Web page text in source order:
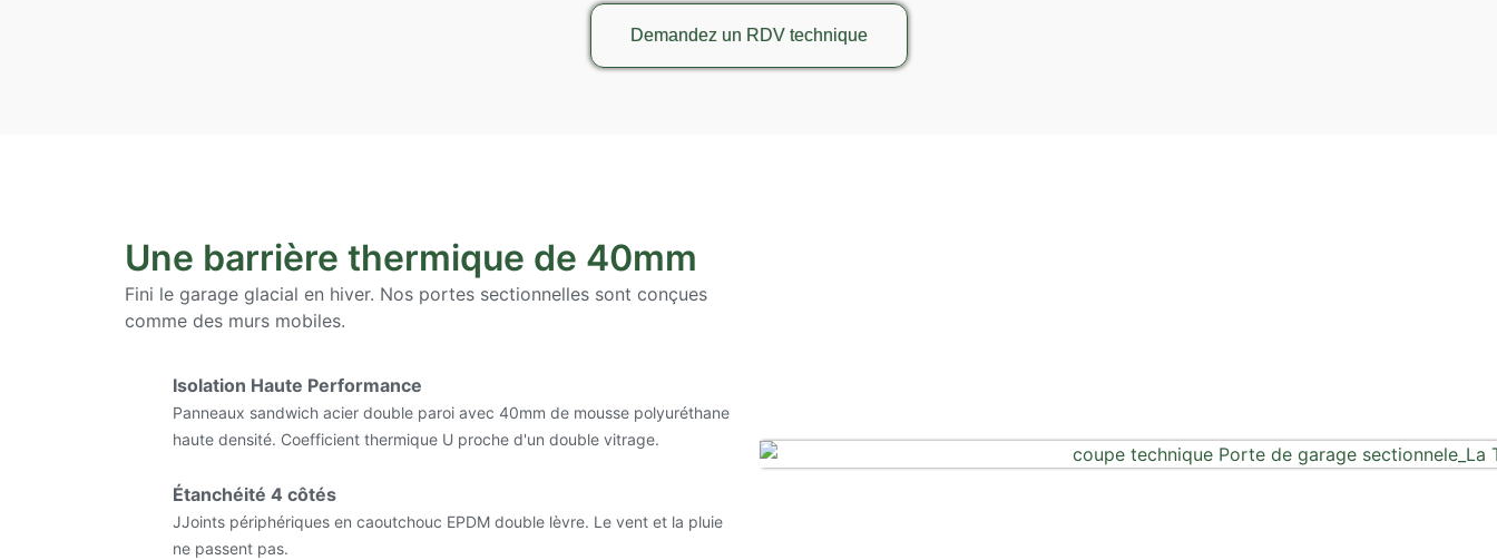
Demandez un RDV technique
Une barrière thermique de 40mm
Fini le garage glacial en hiver. Nos portes sectionnelles sont conçues
comme des murs mobiles.
Isolation Haute Performance
Panneaux sandwich acier double paroi avec 40mm de mousse polyuréthane
haute densité. Coefficient thermique U proche d'un double vitrage.
Étanchéité 4 côtés
JJoints périphériques en caoutchouc EPDM double lèvre. Le vent et la pluie
ne passent pas.